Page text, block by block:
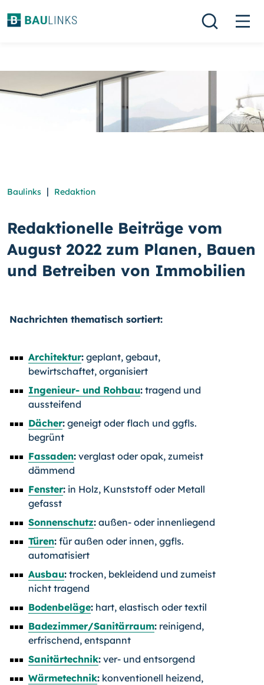
Baulinks | Redaktion
Redaktionelle Beiträge vom
August 2022 zum Planen, Bauen
und Betreiben von Immobilien
Nachrichten thematisch sortiert:
Architektur: geplant, gebaut,
bewirtschaftet, organisiert
Ingenieur- und Rohbau: tragend und
aussteifend
Dächer: geneigt oder flach und ggfls.
begrünt
Fassaden: verglast oder opak, zumeist
dämmend
Fenster: in Holz, Kunststoff oder Metall
gefasst
Sonnenschutz: außen- oder innenliegend
Türen: für außen oder innen, ggfls.
automatisiert
Ausbau: trocken, bekleidend und zumeist
nicht tragend
Bodenbeläge: hart, elastisch oder textil
Badezimmer/Sanitärraum: reinigend,
erfrischend, entspannt
Sanitärtechnik: ver- und entsorgend
Wärmetechnik: konventionell heizend,